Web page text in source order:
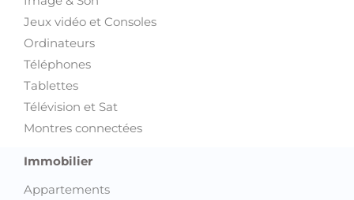
Jeux vidéo et Consoles
Ordinateurs
Téléphones
Tablettes
Télévision et Sat
Montres connectées
Immobilier
Appartements